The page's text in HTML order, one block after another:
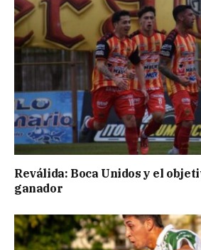
Reválida: Boca Unidos y el
ganador